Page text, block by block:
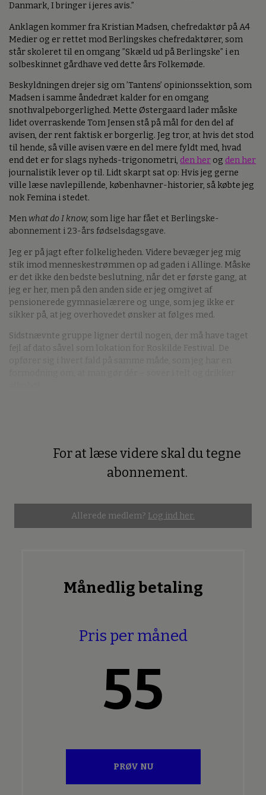
Danmark, I bringer i jeres avis.”
Anklagen kommer fra Kristian Madsen, chefredaktør på A4
Medier og er rettet mod Berlingskes chefredaktører, som
står skoleret til en omgang ”Skæld ud på Berlingske” i en
solbeskinnet gårdhave ved dette års Folkemøde.
Beskyldningen drejer sig om ’Tantens’ opinionssektion, som
Madsen i samme åndedræt kalder for en omgang
snothvalpeborgerlighed. Mette Østergaard lader måske
lidet overraskende Tom Jensen stå på mål for den del af
avisen, der rent faktisk er borgerlig. Jeg tror, at hvis det stod
til hende, så ville avisen være en del mere fyldt med, hvad
end det er for slags nyheds-trigonometri, den her og den her
journalistik lever op til. Lidt skarpt sat op: Hvis jeg gerne
ville læse navlepillende, københavner-historier, så købte jeg
nok Femina i stedet.
Menwhat do I know, som lige har fået et Berlingske-
abonnement i 23-års fødselsdagsgave.
Jeg er på jagt efter folkeligheden. Videre bevæger jeg mig
stik imod menneskestrømmen op ad gaden i Allinge. Måske
er det ikke den bedste beslutning, når det er første gang, at
jeg er her, men på den anden side er jeg omgivet af
pensionerede gymnasielærere og unge, som jeg ikke er
sikker på, at jeg overhovedet ønsker at følges med.
Sidstnævnte gruppe ligner dertil nogen, der må have taget
fejl af dato såvel som lokation for Roskilde Festival. De
For at læse videre skal du tegne
abonnement.
Allerede medlem? Log ind her.
Månedlig betaling
Pris per måned
55
PRØV NU